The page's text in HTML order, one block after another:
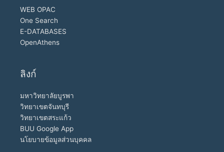
WEB OPAC
One Search
E-DATABASES
OpenAthens
ลิงก์
มหาวิทยาลัยบูรพา
วิทยาเขตจันทบุรี
วิทยาเขตสระแก้ว
BUU Google App
นโยบายข้อมูลส่วนบุคคล